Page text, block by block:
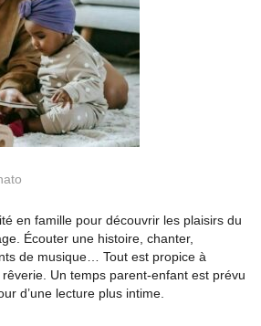
en famille pour découvrir les plaisirs du
Écouter une histoire, chanter,
de musique… Tout est propice à
rêverie. Un temps parent-enfant est prévu
d’une lecture plus intime.